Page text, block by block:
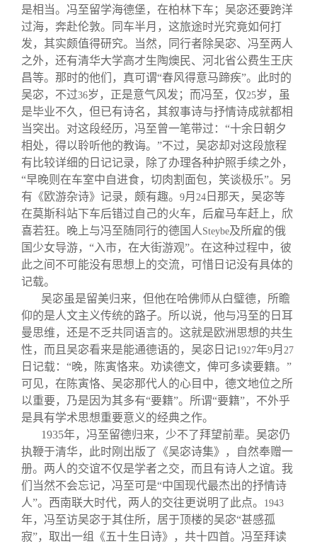
是相当。冯至留学海德堡，在柏林下车；吴宓还要跨洋
过海，奔赴伦敦。同车半月，这旅途时光究竟如何打
发，其实颇值得研究。当然，同行者除吴宓、冯至两人
之外，还有清华大学高才生陶燠民、河北省公费生王庆
昌等。那时的他们，真可谓“春风得意马蹄疾”。此时的
吴宓，不过36岁，正是意气风发；而冯至，仅25岁，虽
是毕业不久，但已有诗名，其叙事诗与抒情诗成就都相
当突出。对这段经历，冯至曾一笔带过：“十余日朝夕
相处，得以聆听他的教诲。”不过，吴宓却对这段旅程
有比较详细的日记记录，除了办理各种护照手续之外，
“早晚则在车室中自进食，切肉割面包，笑谈极乐”。另
有《欧游杂诗》记录，颇有趣。 9月 24 日那天，吴宓等
在莫斯科站下车后错过自己的火车，后雇马车赶上，欣
喜若狂。晚上与冯至随同行的德国人 Steybe及所雇的俄
国少女导游，“入市，在大街游观”。在这种过程中，彼
此之间不可能没有思想上的交流，可惜日记没有具体的
记载。
吴宓虽是留美归来，但他在哈佛师从白璧德，所瞻
仰的是人文主义传统的路子。所以说，他与冯至的日耳
曼思维，还是不乏共同语言的。这就是欧洲思想的共生
性，而且吴宓看来是能通德语的，吴宓日记1927年9月 27
日记载：“晚，陈寅恪来。劝读德文，俾可多读要籍。”
可见，在陈寅恪、吴宓那代人的心目中，德文地位之所
以重要，乃是因为其多有“要籍”。所谓“要籍”，不外乎
是具有学术思想重要意义的经典之作。
1935年，冯至留德归来，少不了拜望前辈。吴宓仍
执鞭于清华，此时刚出版了《吴宓诗集》，自然奉赠一
册。两人的交谊不仅是学者之交，而且有诗人之谊。我
们当然不会忘记，冯至可是“中国现代最杰出的抒情诗
人”。西南联大时代，两人的交往更说明了此点。
1943
年，冯至访吴宓于其住所，居于顶楼的吴宓“甚感孤
寂”，取出一组《五十生日诗》，共十四首。冯至拜读